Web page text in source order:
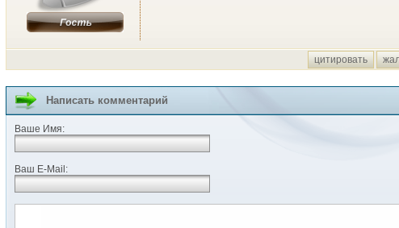
цитировать
Написать комментарий
Ваше Имя:
Ваш E-Mail: